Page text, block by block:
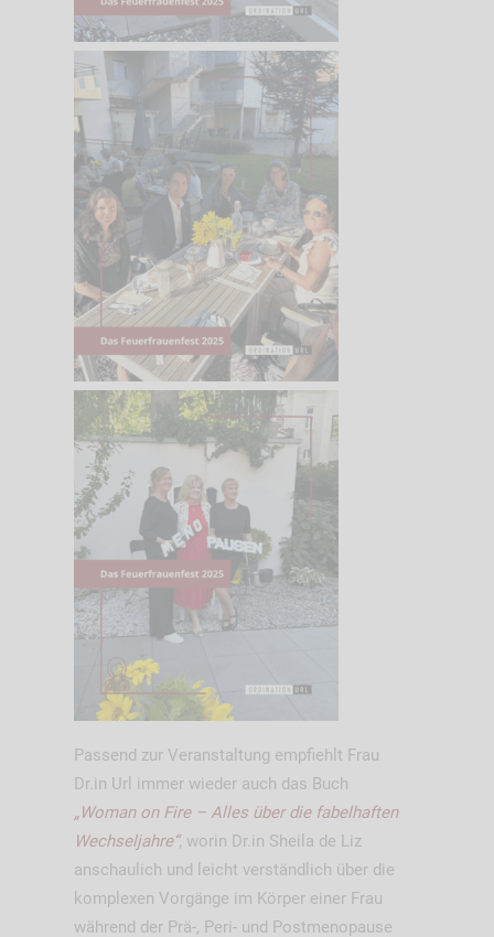
Passend zur Veranstaltung empfiehlt Frau
Dr.in Url immer wieder auch das Buch
„Woman on Fire – Alles über die fabelhaften
Wechseljahre“, worin Dr.in Sheila de Liz
anschaulich und leicht verständlich über die
komplexen Vorgänge im Körper einer Frau
während der Prä-, Peri- und Postmenopause